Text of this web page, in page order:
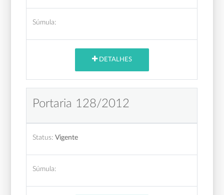
Súmula:
DETALHES
Portaria 128/2012
Status: Vigente
Súmula: